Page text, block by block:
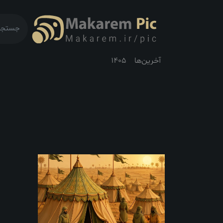
آخرین‌ها 1405